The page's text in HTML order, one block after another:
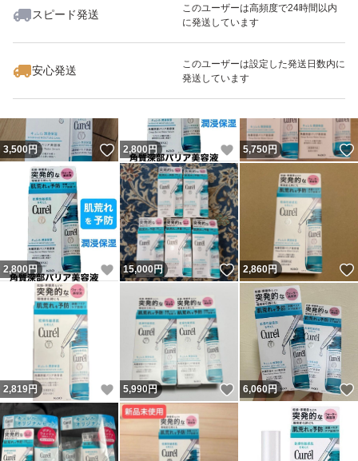
スピード発送
このユーザーは高頻度で24時間以内
に発送しています
安心発送
このユーザーは設定した発送日数内に
発送しています
いいね！
2,900
3,500円 いいね！
2,800円 いいね！
5,750円
2,800円 いいね！
15,000円 いいね！
2,860円
2,819円 いいね！
5,990円 いいね！
6,060円